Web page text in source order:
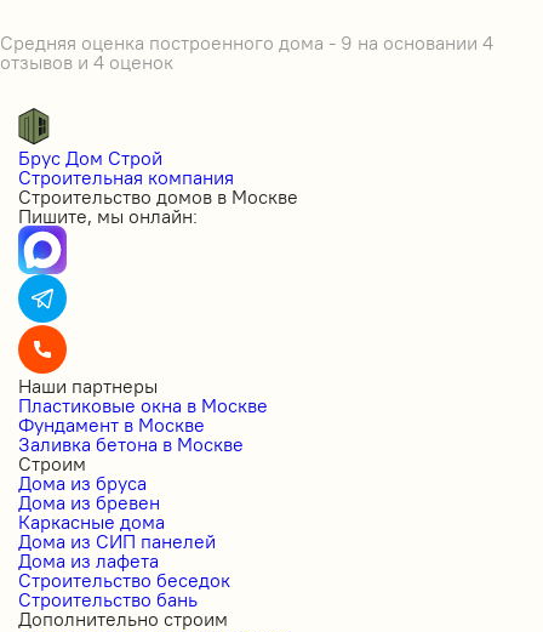
Средняя оценка построенного дома - 9 на основании 4
отзывов и 4 оценок
Брус Дом Строй
Строительная компания
Строительство домов в Москве
Пишите, мы онлайн:
Наши партнеры
Пластиковые окна в Москве
Фундамент в Москве
Заливка бетона в Москве
Строим
Дома из бруса
Дома из бревен
Каркасные дома
Дома из СИП панелей
Дома из лафета
Строительство беседок
Строительство бань
Дополнительно строим